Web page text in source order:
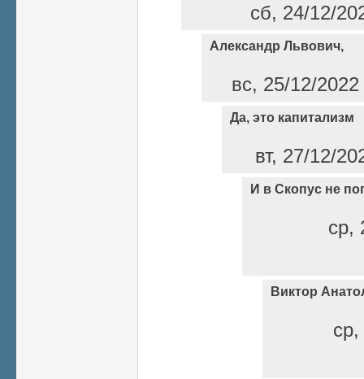
сб, 24/12/
Александр Львович,
вс, 25/12/
Да, это капитализм
вт, 27/12/
И в Скопус не
ср,
Виктор